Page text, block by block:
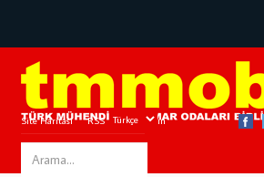
Site Haritası RSS Bize Ulaşın